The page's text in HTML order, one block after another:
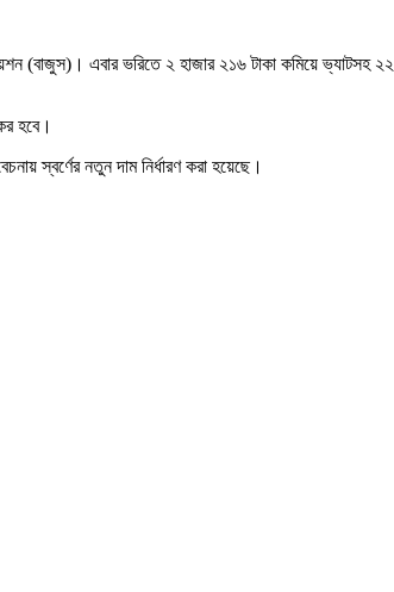
(বাজুস)। এবার ভরিতে ২ হাজার ২১৬ টাকা কমিয়ে ভ্যাটসহ ২২
হবে।
স্বর্ণের নতুন দাম নির্ধারণ করা হয়েছে।